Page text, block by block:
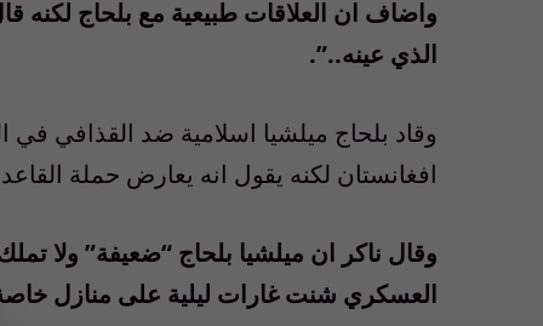
واضاف ان العلاقات طبيعية مع بلحاج لكنه
الذي عينه..”.
وقاد بلحاج ميلشيا اسلامية ضد القذافي
افغانستان لكنه يقول انه يعارض حملة
وقال ناكر ان ميلشيا بلحاج “ضعيفة” ولا
العسكري شنت غارات ليلية على منازل